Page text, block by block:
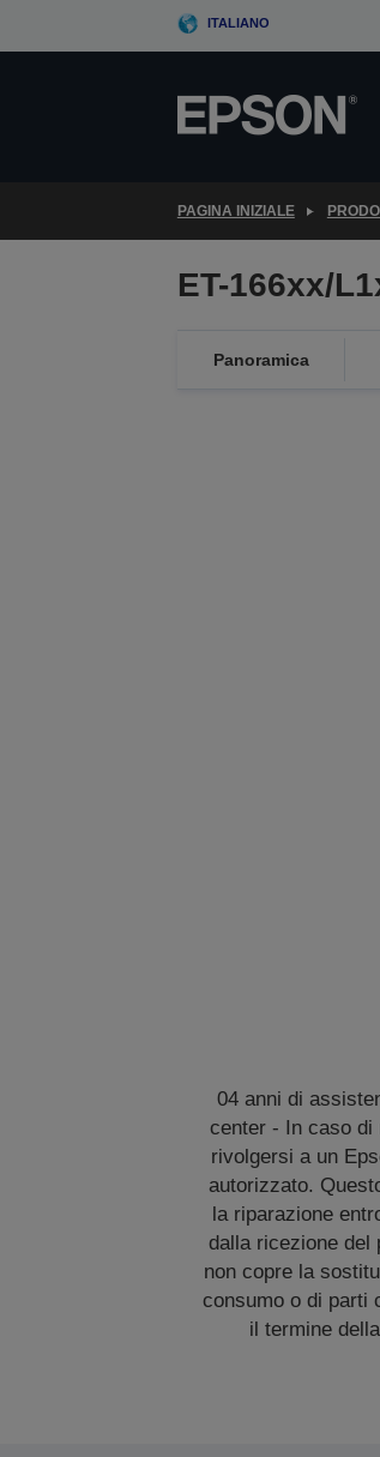
ITALIANO
PAGINA INIZIALE
ET-166xx/
Panoramica
04 anni di
center - In caso di
rivolgersi a un
autorizzato.
la riparazione
dalla ricezione del
non copre la
consumo o di parti
il termine